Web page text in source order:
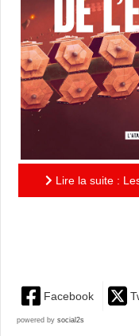
Lire la suite :
Facebook
powered by social2s